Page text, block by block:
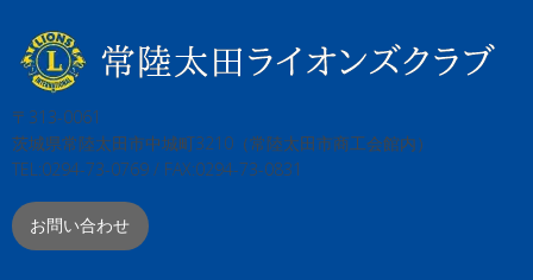
〒313-0061
茨城県常陸太田市中城町3210（常陸太田市商工会館内）
TEL:0294-73-0769 / FAX:0294-73-0831
お問い合わせ